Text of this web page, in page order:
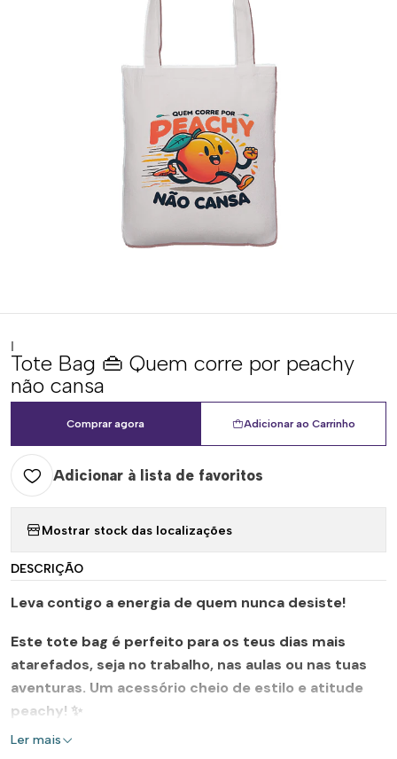
|
Tote Bag 👜 Quem corre por peachy
não cansa
Adicionar ao Carrinho
Comprar agora
Adicionar à lista de favoritos
Mostrar stock das localizações
DESCRIÇÃO
Leva contigo a energia de quem nunca desiste!
Este tote bag é perfeito para os teus dias mais
atarefados, seja no trabalho, nas aulas ou nas tuas
aventuras. Um acessório cheio de estilo e atitude
peachy! ✨
Ler mais